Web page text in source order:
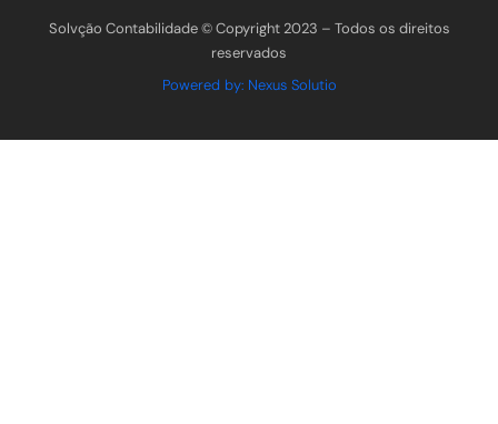
Solvção Contabilidade © Copyright 2023 – Todos os direitos
reservados
Powered by: Nexus Solutio